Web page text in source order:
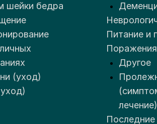
шейки бедра
(уход)
Питание
Другое
лечение)